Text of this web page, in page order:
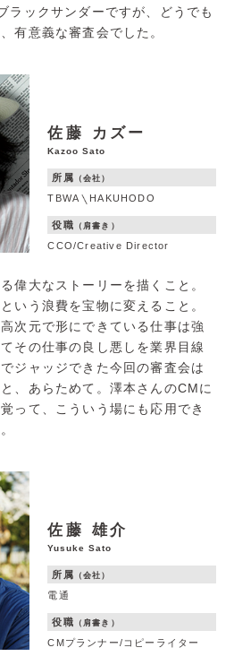
ラックサンダーですが、どうでも
有意義な審査会でした。
佐藤 カズー
Kazoo Sato
所属 （会社）
TBWA HAKUHODO
役職 （肩書き）
CCO/Creative Director
偉大なストーリーを描くこと。
いう浪費を宝物に変えること。
次元で形にできている仕事は強
その仕事の良し悪しを業界目線
ジャッジできた今回の審査会は
、あらためて。澤本さんのCMに
って、こういう場にも応用でき
佐藤 雄介
Yusuke Sato
所属 （会社）
電通
役職 （肩書き）
CMプランナー/コピーライター